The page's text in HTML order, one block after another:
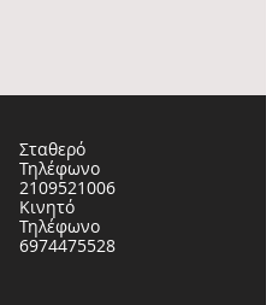
Σταθερό
Τηλέφωνο
2109521006
Κινητό
Τηλέφωνο
6974475528